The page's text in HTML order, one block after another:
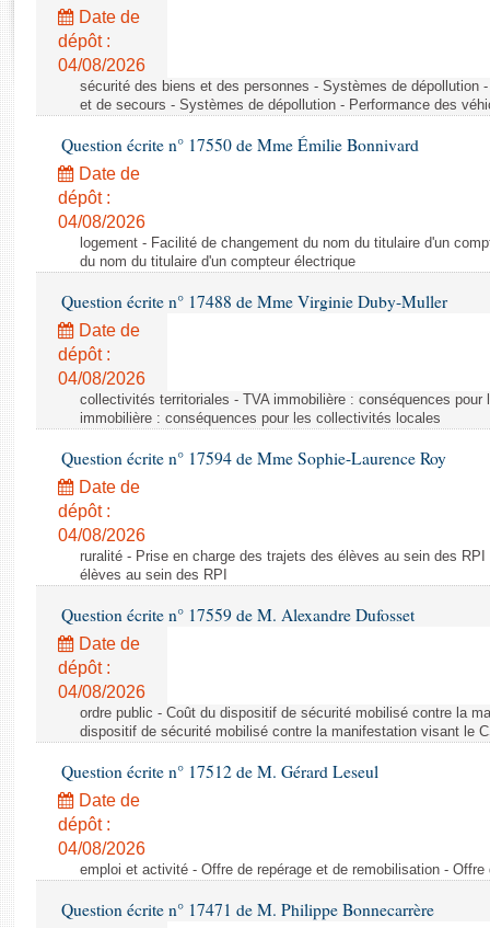
Rapports législatifs
Rapports sur l'application des lois
Baromètre de l’application des lois
Dossiers législatifs
Budget et sécurité sociale
Questions écrites et orales
Comptes rendus des débats
Date de
dépôt :
04/08/2026
sécurité des biens et des personnes - Systèmes de dépollution
et de secours - Systèmes de dépollution - Performance des
Question écrite n° 17550 de Mme Émilie Bonnivard
Date de
dépôt :
04/08/2026
logement - Facilité de changement du nom du titulaire d'un
du nom du titulaire d'un compteur électrique
Question écrite n° 17488 de Mme Virginie Duby-Muller
Date de
dépôt :
04/08/2026
collectivités territoriales - TVA immobilière : conséquences
immobilière : conséquences pour les collectivités locales
Question écrite n° 17594 de Mme Sophie-Laurence Roy
Date de
dépôt :
04/08/2026
ruralité - Prise en charge des trajets des élèves au sein des
élèves au sein des RPI
Question écrite n° 17559 de M. Alexandre Dufosset
Date de
dépôt :
04/08/2026
ordre public - Coût du dispositif de sécurité mobilisé contre la
dispositif de sécurité mobilisé contre la manifestation visant le
Question écrite n° 17512 de M. Gérard Leseul
Date de
dépôt :
04/08/2026
emploi et activité - Offre de repérage et de remobilisation -
Question écrite n° 17471 de M. Philippe Bonnecarrère